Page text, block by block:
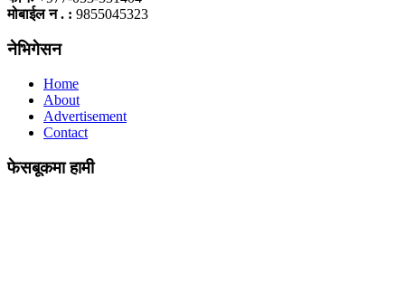
मोबाईल न . : 9855045323
नेभिगेसन
Home
About
Advertisement
Contact
फेसबूकमा हामी